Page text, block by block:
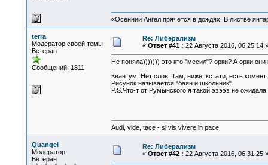
«Осенний Ангел прячется в дождях. В листве
terra
Модератор своей темы
Ветеран
Сообщений: 1811
Re: Либерализм
« Ответ #41 : 22 Августа 2016, 06:25:14 »
Не поняла))))))) это кто "месил"? орки? А орки
Квантум. Нет слов. Там, ниже, кстати, есть
Рисунок называется "баян и школьник".
P.S.Что-т от Румынского я такой эээээ не
Audi, vide, tace - si vis vivere in pace.
Quangel
Модератор
Ветеран
Re: Либерализм
« Ответ #42 : 22 Августа 2016, 06:31:25 »